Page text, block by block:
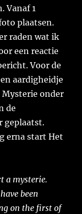
Vanaf 1
plaatsen.
raden wat ik
een reactie
Voor de
aardigheidje
Mysterie onder
de
geplaatst.
erna start Het
a mysterie.
been
on the first of